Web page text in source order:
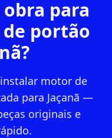
para
portão
motor de
para Jaçanã —
originais e